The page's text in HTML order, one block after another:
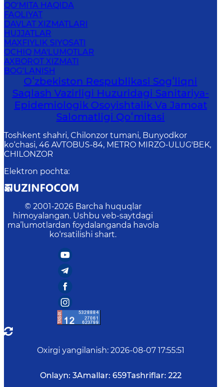
QO‘MITA HAQIDA
FAOLIYAT
DAVLAT XIZMATLARI
HUJJATLAR
MAXFIYLIK SIYOSATI
OCHIQ MA'LUMOTLAR
AXBOROT XIZMATI
BOG‘LANISH
Oʻzbekiston Respublikasi Sogʻliqni
Saqlash Vazirligi Huzuridagi Sanitariya-
Epidemiologik Osoyishtalik Va Jamoat
Salomatligi Qoʻmitasi
Toshkent shahri, Chilonzor tumani, Bunyodkor
ko‘chasi, 46 AVTOBUS-84, METRO MIRZO-ULUG'BEK,
CHILONZOR
Elektron pochta:
© 2001-2026 Barcha huquqlar
himoyalangan. Ushbu veb-saytdagi
ma’lumotlardan foydalanganda havola
ko‘rsatilishi shart.
Oxirgi yangilanish: 2026-08-07 17:55:51
Onlayn: 3Amallar: 659Tashriflar: 222